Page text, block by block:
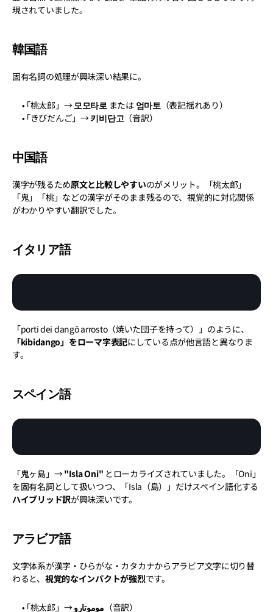
現されていました。
韓国語
固有名詞の処理が興味深い結果に。
「桃太郎」→ 모모타로 または 엄마토 （表記揺れあり）
「きびだんご」→ 키비단고 （音訳）
中国語
漢字が残るため原文と比較しやすいのがメリット。「桃太郎」
「鬼」「桃」などの漢字がそのまま残るので、視覚的に対応関係
がわかりやすい翻訳でした。
イタリア語
「porti dei dangō arrosto（焼いた団子を持って）」のように、
「kibidango」をローマ字表記にしている点が他言語と異なりま
す。
スペイン語
「鬼ヶ島」→ "Isla Oni" とローカライズされていました。「Oni」
を固有名詞として扱いつつ、「Isla（島）」だけスペイン語化する
ハイブリッド訳が興味深いです。
アラビア語
文字体系が漢字・ひらがな・カタカナからアラビア文字に切り替
わると、 視覚的なインパクトが強烈です。
「桃太郎」→ موموتارو （音訳）